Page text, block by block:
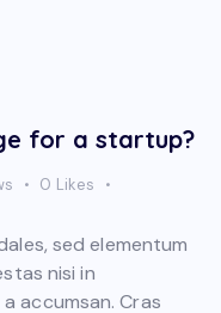
for a startup?
0 Likes
sed elementum
nisi in
accumsan. Cras